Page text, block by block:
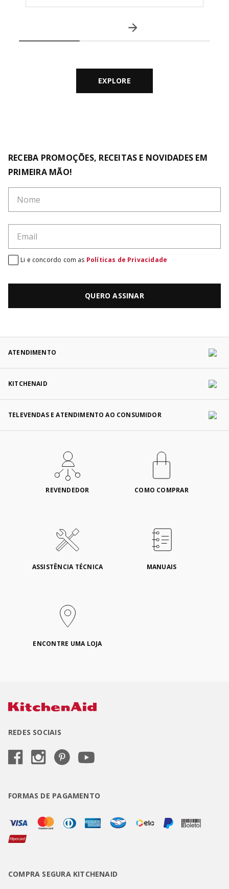
EXPLORE
RECEBA PROMOÇÕES, RECEITAS E NOVIDADES EM
PRIMEIRA MÃO!
QUERO ASSINAR
Li e concordo com as Políticas de Privacidade
ATENDIMENTO
KITCHENAID
TELEVENDAS E ATENDIMENTO AO CONSUMIDOR
REVENDEDOR COMO COMPRAR
ASSISTÊNCIA TÉCNICA MANUAIS
ENCONTRE UMA LOJA
REDES SOCIAIS
FORMAS DE PAGAMENTO
COMPRA SEGURA KITCHENAID